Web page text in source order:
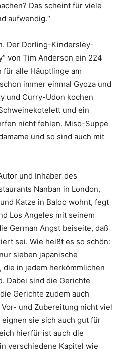
Das scheint für viele
aufwendig.“
Der Dorling-Kindersley-
von Tim Anderson ein 224
für alle Häuptlinge am
immer einmal Gyoza und
und Curry-Udon kochen
und ein
nicht fehlen. Miso-Suppe
und so sind auch mit
und Inhaber des
Nanban in London,
Katze in Baloo wohnt, fegt
Los Angeles mit seinem
German Angst beiseite, daß
sei. Wie heißt es so schön:
sieben japanische
die in jedem herkömmlichen
Dabei sind die Gerichte
Gerichte zudem auch
und Zubereitung nicht viel
sie sich auch gut für
hierfür ist auch die
verschiedene Kapitel wie